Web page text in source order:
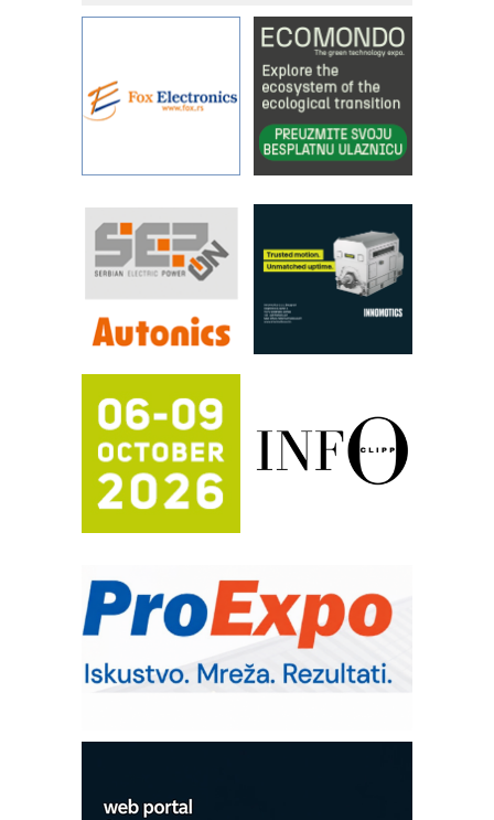
Alba d.o.o. – 35 godina preciznosti u
metrologiji i pametnim dozirnim
rešenjima
IBeRTIM - oprema za ispitivanje
STAUFF – Komponente koje
sistema
YAMADA pumpe – japanska
pouzdanost u transferu fluida
Filtration Group Industrial – Napredna
rešenja za filtraciju u hidrauličkim i
procesnim sistemima
FANUC: Najbolje za vašu pametnu
automatizaciju
Efikasno upravljanje energijom
Automatizacija pakovanja · Display
(Shelf-Ready) omotnice
Potpuna efikasnost bez složenih
Trajna oznaka kao dugoročna korist
Bezbednost na prvom mestu!
IB BLUMENAUER - više od 40 godina
poverenja u industriji
OBO sistemi mrežastih nosača kablova